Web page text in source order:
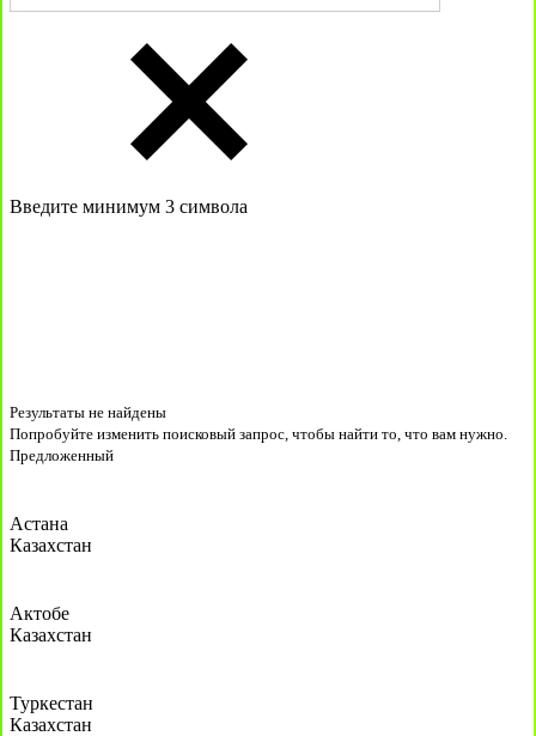
Введите минимум 3 символа
Результаты не найдены
Попробуйте изменить поисковый запрос, чтобы найти то, что вам нужно.
Предложенный
Астана
Казахстан
Актобе
Казахстан
Туркестан
Казахстан